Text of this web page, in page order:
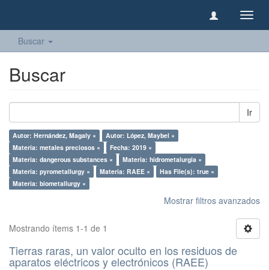
Buscar
Buscar
Ir
Autor: Hernández, Magaly ×
Autor: López, Maybel ×
Materia: metales preciosos ×
Fecha: 2019 ×
Materia: dangerous substances ×
Materia: hidrometalurgia ×
Materia: pyrometallurgy ×
Materia: RAEE ×
Has File(s): true ×
Materia: biometallurgy ×
Mostrar filtros avanzados
Mostrando ítems 1-1 de 1
Tierras raras, un valor oculto en los residuos de
aparatos eléctricos y electrónicos (RAEE)